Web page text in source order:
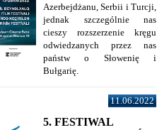
Azerbejdżanu, Serbii i Turcji,
jednak szczególnie nas
cieszy rozszerzenie kręgu
odwiedzanych przez nas
państw o Słowenię i
Bułgarię.
11.06.2022
5. FESTIWAL